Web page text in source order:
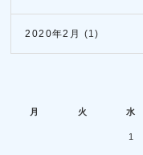
2020年2月 (1)
月 火 水
1